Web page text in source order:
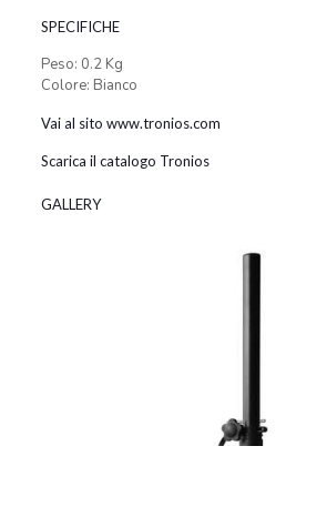
SPECIFICHE
Peso: 0.2 Kg
Colore: Bianco
Vai al sito www.tronios.com
Scarica il catalogo Tronios
GALLERY